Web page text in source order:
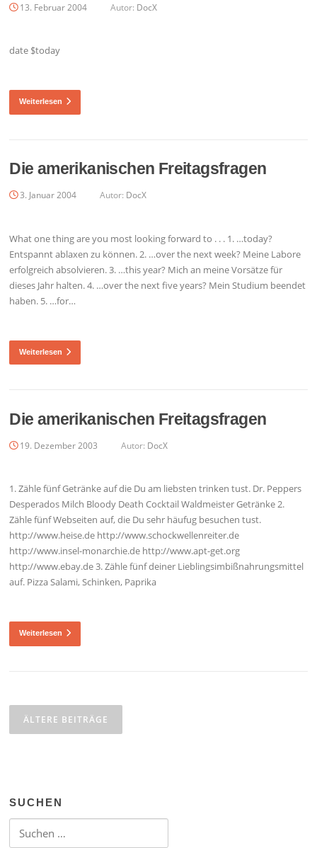
13. Februar 2004 Autor: DocX
date $today
Weiterlesen
Die amerikanischen Freitagsfragen
3. Januar 2004 Autor: DocX
What one thing are you most looking forward to . . . 1. …today?
Entspannt ablaxen zu können. 2. …over the next week? Meine Labore
erfolgreich absolvieren. 3. …this year? Mich an meine Vorsätze für
dieses Jahr halten. 4. …over the next five years? Mein Studium beendet
haben. 5. …for…
Weiterlesen
Die amerikanischen Freitagsfragen
19. Dezember 2003 Autor: DocX
1. Zähle fünf Getränke auf die Du am liebsten trinken tust. Dr. Peppers
Desperados Milch Bloody Death Cocktail Waldmeister Getränke 2.
Zähle fünf Webseiten auf, die Du sehr häufug besuchen tust.
http://www.heise.de http://www.schockwellenreiter.de
http://www.insel-monarchie.de http://www.apt-get.org
http://www.ebay.de 3. Zähle fünf deiner Lieblingsimbißnahrungsmittel
auf. Pizza Salami, Schinken, Paprika
Weiterlesen
ÄLTERE BEITRÄGE
SUCHEN
Suchen nach: